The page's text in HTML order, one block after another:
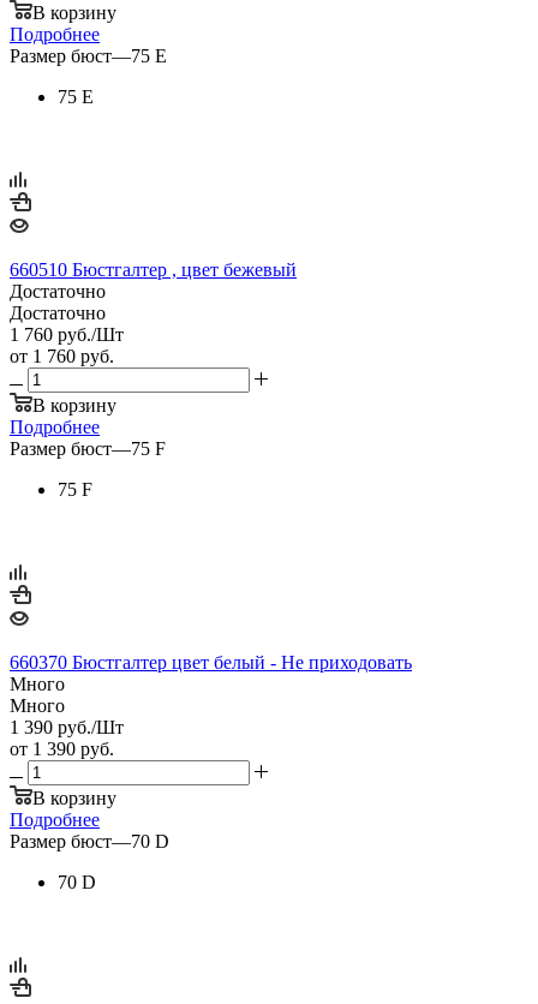
В корзину
Подробнее
Размер бюст—75 E
75 E
660510 Бюстгалтер , цвет бежевый
Достаточно
Достаточно
1 760 руб./Шт
от 1 760 руб.
В корзину
Подробнее
Размер бюст—75 F
75 F
660370 Бюстгалтер цвет белый - Не приходовать
Много
Много
1 390 руб./Шт
от 1 390 руб.
В корзину
Подробнее
Размер бюст—70 D
70 D